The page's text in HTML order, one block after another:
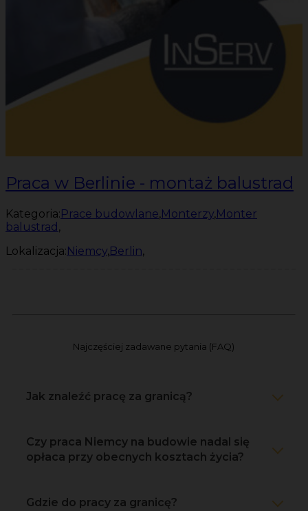
Praca w Berlinie - montaż balustrad
Kategoria:Prace budowlane,Monterzy,Monter
balustrad ,
Lokalizacja:Niemcy,Berlin,
Najczęściej zadawane pytania (FAQ)
Jak znaleźć pracę za granicą?
Czy praca Niemcy na budowie nadal się
opłaca przy obecnych kosztach życia?
Gdzie do pracy za granicę?